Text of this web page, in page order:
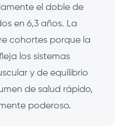
el doble de
en 6,3 años. La
cohortes porque la
los sistemas
y de equilibrio
de salud rápido,
poderoso.